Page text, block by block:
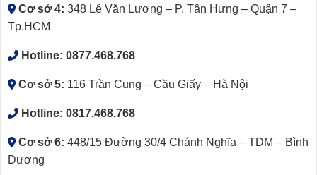
Cơ sở 4: 348 Lê Văn Lương – P. Tân Hưng – Quận 7 –
Tp.HCM
Hotline: 0877.468.768
Cơ sở 5: 116 Trần Cung – Cầu Giấy – Hà Nội
Hotline: 0817.468.768
Cơ sở 6: 448/15 Đường 30/4 Chánh Nghĩa – TDM – Bình
Dương